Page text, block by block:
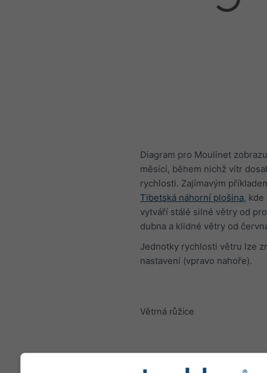
Diagram pro Moulinet
měsíci, během nichž vítr
rychlosti. Zajímavým
Tibetská náhorní plošina,
vytváří stálé silné větry od
dubna a klidné větry od
Jednotky rychlosti větru lze
nastavení (vpravo nahoře).
Větrná růžice